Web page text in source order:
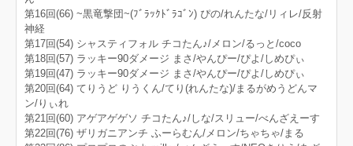
第16回(66) ~黒竜撃団~(ﾌﾞﾗｯｸﾄﾞﾗｺﾞﾝ) ぴの/れんたな/リィレ/反射
神経
第17回(54) シャスティフォル チコたん♪/メロン/るっと/coco
第18回(57) ラッキー90ダメージ まさ/やんぴー/ぴよ/しめぴぃ
第19回(47) ラッキー90ダメージ まさ/やんぴー/ぴよ/しめぴぃ
第20回(64) てりうど りうくん/てり(れんたな)/まるがめうどんマ
ン/りぃれ
第21回(60) アゲアゲゲソ チコたん♪/しな/スリュー/べんざえーす
第22回(76) ザリガニアンチ ふーらむん/メロン/ちゃちゃ/まる